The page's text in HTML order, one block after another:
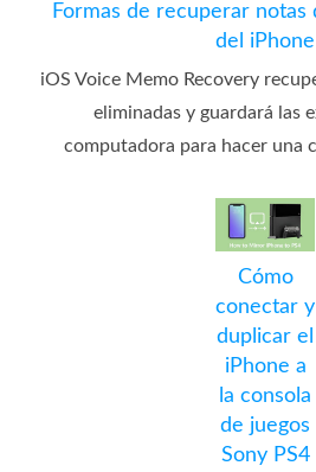
Formas de recuperar notas
del iPhone
iOS Voice Memo Recovery
eliminadas y guardará las
computadora para hacer una
Cómo
conectar y
duplicar el
iPhone a
la consola
de juegos
Sony PS4